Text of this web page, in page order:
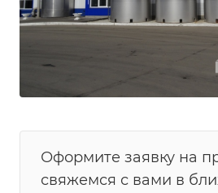
Оформите заявку на
свяжемся с вами в